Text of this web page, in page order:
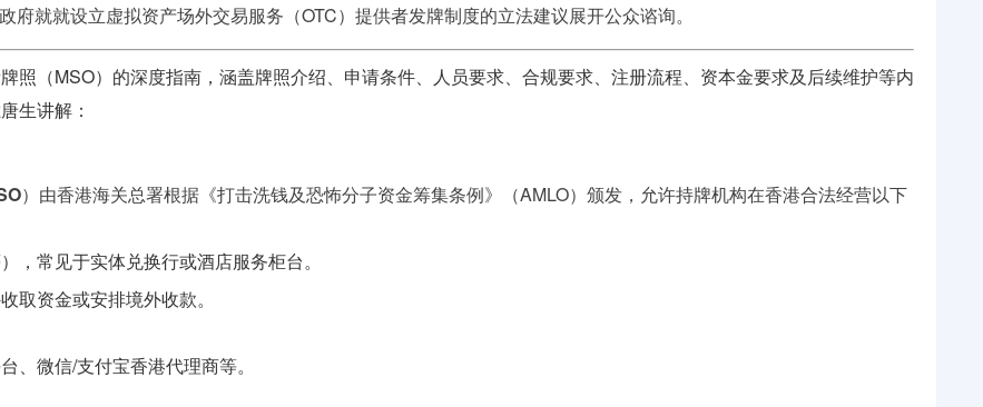
就就设立虚拟资产场外交易服务（OTC）提供者发牌制度的立法建议展开公众谘询。
照（MSO）的深度指南，涵盖牌照介绍、申请条件、人员要求、合规要求、注册流程、资本金要求及后续维护等内
唐生讲解 ：
）由香港海关总署根据《打击洗钱及恐怖分子资金筹集条例》（AMLO）颁发，允许持牌机构在香港合法经营以下
，常见于实体兑换行或酒店服务柜台。
取资金或安排境外收款。
、微信/支付宝香港代理商等。